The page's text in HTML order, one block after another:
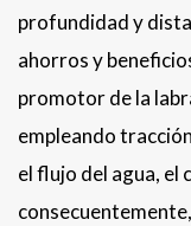
profundidad y
ahorros y
promotor de la
empleando
el flujo del agua, el